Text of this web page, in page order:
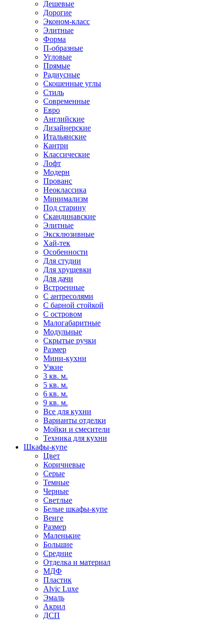
Дешевые
Дорогие
Эконом-класс
Элитные
Форма
П-образные
Угловые
Прямые
Радиусные
Скошенные углы
Стиль
Современные
Евро
Английские
Дизайнерские
Итальянские
Кантри
Классические
Лофт
Модерн
Прованс
Неоклассика
Минимализм
Под старину
Скандинавские
Элитные
Эксклюзивные
Хай-тек
Особенности
Для студии
Для хрущевки
Для дачи
Встроенные
С антресолями
С барной стойкой
С островом
Малогабаритные
Модульные
Скрытые ручки
Размер
Мини-кухни
Узкие
3 кв. м.
5 кв. м.
6 кв. м.
9 кв. м.
Все для кухни
Варианты отделки
Мойки и смесители
Техника для кухни
Шкафы-купе
Цвет
Коричневые
Серые
Темные
Черные
Светлые
Белые шкафы-купе
Венге
Размер
Маленькие
Большие
Средние
Отделка и материал
МДФ
Пластик
Alvic Luxe
Эмаль
Акрил
ДСП